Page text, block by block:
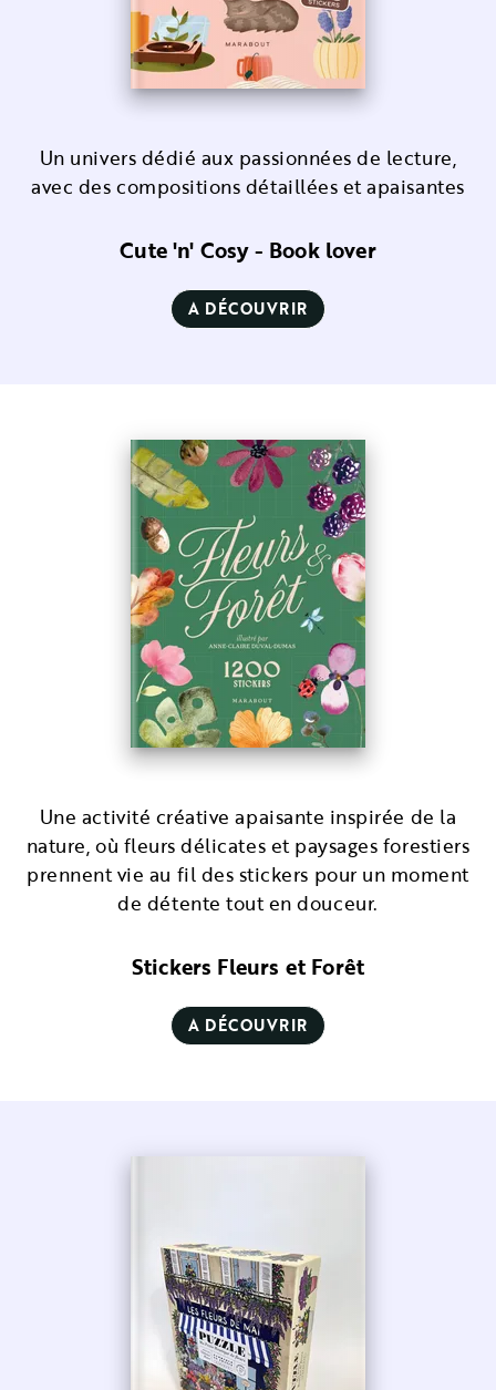
Un univers dédié aux passionnées de lecture,
avec des compositions détaillées et apaisantes
Cute 'n' Cosy - Book lover
A DÉCOUVRIR
Une activité créative apaisante inspirée de la
nature, où fleurs délicates et paysages forestiers
prennent vie au fil des stickers pour un moment
de détente tout en douceur.
Stickers Fleurs et Forêt
A DÉCOUVRIR